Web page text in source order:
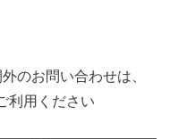
のお問い合わせは、
利用ください